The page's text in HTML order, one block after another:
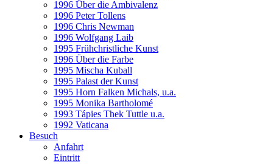
1996 Über die Ambivalenz
1996 Peter Tollens
1996 Chris Newman
1996 Wolfgang Laib
1995 Frühchristliche Kunst
1996 Über die Farbe
1995 Mischa Kuball
1995 Palast der Kunst
1995 Horn Falken Michals, u.a.
1995 Monika Bartholomé
1993 Tápies Thek Tuttle u.a.
1992 Vaticana
Besuch
Anfahrt
Eintritt